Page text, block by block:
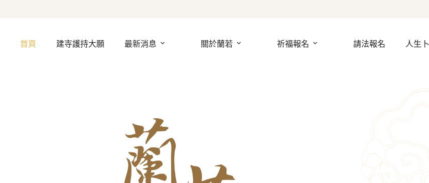
首頁 建寺護持大願 最新消息 關於蘭若 祈福報名 請法報名 人生